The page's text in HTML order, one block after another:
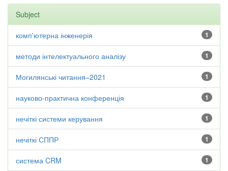
Subject
1
комп'ютерна інженерія
1
методи інтелектуального аналізу
1
Могилянські читання–2021
1
науково-практична конференція
1
нечіткі системи керування
1
нечіткі СППР
1
система CRM